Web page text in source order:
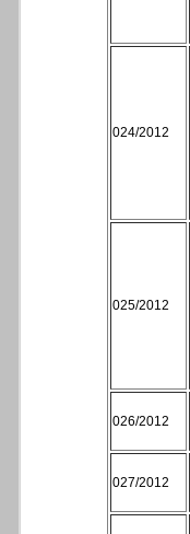
024/2012
025/2012
026/2012
027/2012